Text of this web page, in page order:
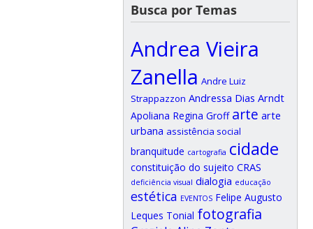
Busca por Temas
Andrea Vieira
Zanella Andre Luiz
Strappazzon Andressa Dias Arndt
Apoliana Regina Groff arte arte
urbana assistência social
branquitude cartografia cidade
constituição do sujeito CRAS
deficiência visual dialogia educação
estética EVENTOS Felipe Augusto
Leques Tonial fotografia